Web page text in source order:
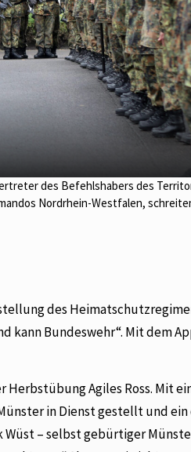
des Befehlshabers des
Nordrhein-Westfalen,
des
kann Bundeswehr“. Mit dem
Herbstübung Agiles Ross. Mit
in Dienst gestellt und
– selbst gebürtiger